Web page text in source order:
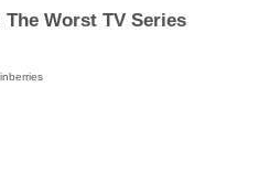
Worst TV Series